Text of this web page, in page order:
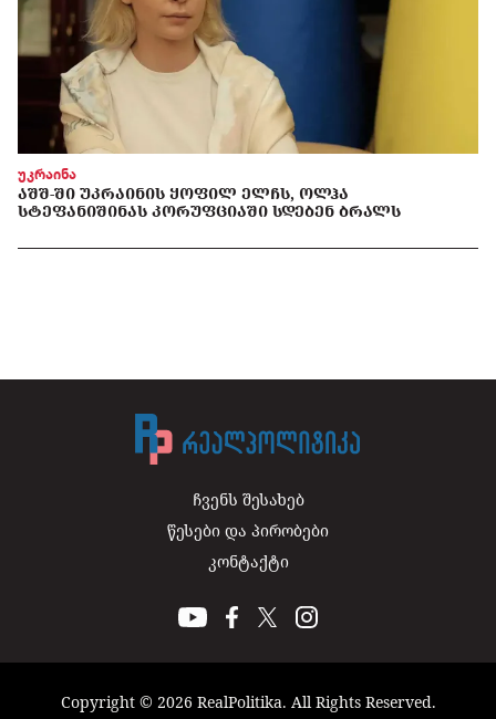
უკრაინა
ᲐᲨᲨ-ᲨᲘ ᲣᲙᲠᲐᲘᲜᲘᲡ ᲧᲝᲤᲘᲚ ᲔᲚᲩᲡ, ᲝᲚᲰᲐ
ᲡᲢᲔᲤᲐᲜᲘᲨᲘᲜᲐᲡ ᲙᲝᲠᲣᲤᲪᲘᲐᲨᲘ ᲡᲓᲔᲑᲔᲜ ᲑᲠᲐᲚᲡ
ჩვენს შესახებ
წესები და პირობები
კონტაქტი
Copyright © 2026 RealPolitika. All Rights Reserved.